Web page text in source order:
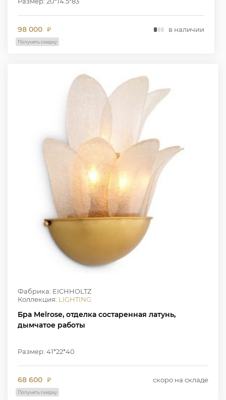
98 000 ₽ в наличии
Получить скидку
Фабрика: EICHHOLTZ
Коллекция: LIGHTING
Бра Melrose, отделка состаренная латунь,
дымчатое работы
Размер: 41*22*40
68 600 ₽ скоро на складе
Получить скидку